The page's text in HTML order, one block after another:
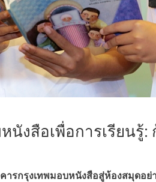
นังสือเพื่อการเรียน
ารกรุงเทพมอบหนังสือสู่ห้องสมุดอย่